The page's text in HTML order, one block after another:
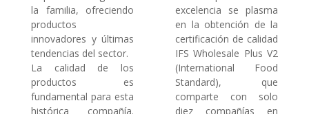
la familia, ofreciendo
productos
innovadores y últimas
tendencias del sector.
La calidad de los
productos es
fundamental para esta
histórica compañía.
excelencia se plasma
en la obtención de la
certificación de calidad
IFS Wholesale Plus V2
(International Food
Standard), que
comparte con solo
diez compañías en